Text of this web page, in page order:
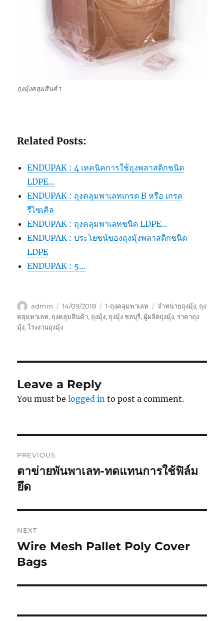
ถุงมุ้งคลุมสินค้า
Related Posts:
ENDUPAK : 4 เทคนิคการใช้ถุงพลาสติกชนิด
LDPE…
ENDUPAK : ถุงคลุมพาเลทเกรด B หรือ เกรด
รีไซเคิล
ENDUPAK : ถุงคลุมพาเลทชนิด LDPE…
ENDUPAK : ประโยชน์ของถุงมุ้งพลาสติกชนิด
LDPE
ENDUPAK : 5…
Author
admin
Posted
on
14/09/2018 Categories
1-ถุงคลุมพาเลท Tags
จำหน่ายถุงมุ้ง, ถุง
คลุมพาเลท, ถุงคลุมสินค้า, ถุงมุ้ง, ถุงมุ้ง ชลบุรี, ผู้ผลิตถุงมุ้ง,ราคาถุง
มุ้ง,โรงงานถุงมุ้ง
Leave a Reply
You must belogged in to post a comment.
navigation
PREVIOUS
Previous
post:
ตาข่ายพันพาเลท-ทดแทนการใช้ฟิล์ม
ยึด
NEXT
Next
post:
Wire Mesh Pallet Poly Cover
Bags